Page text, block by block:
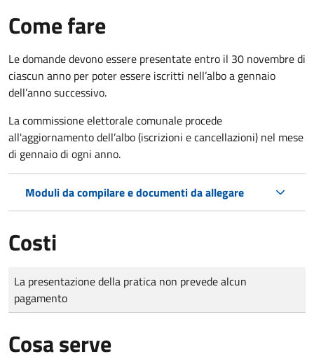
Come fare
Le domandedevono essere presentate entro il 30 novembre di
ciascun anno per poter essere iscritti nell’albo a gennaio
dell’anno successivo.
La commissione elettorale comunale procede
all'aggiornamento dell’albo (iscrizioni e cancellazioni) nel mese
di gennaio di ogni anno.
Moduli da compilare e documenti da allegare
Costi
Tipo di pagamento
Importo
La presentazione della pratica non prevede alcun
pagamento
Cosa serve